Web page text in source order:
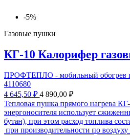
-5%
Газовые пушки
КГ-10 Калорифер
ПРОФТЕПЛО - мобильный обогрев
4110680
4 645,50 ₽ 4 890,00 ₽
Тепловая пушка прямого нагрева КГ-
энергоносителя использует
бутан), при этом расход топлива
при производительности по